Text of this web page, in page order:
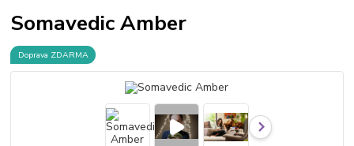
Somavedic Amber
Doprava ZDARMA